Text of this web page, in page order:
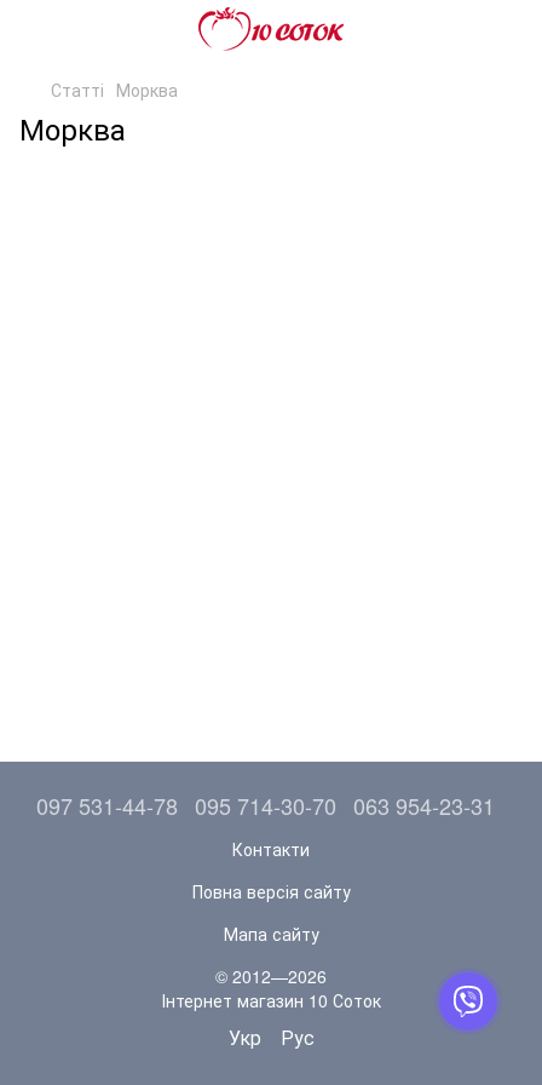
Статті Морква
Морква
097 531-44-78 095 714-30-70 063 954-23-31
Контакти
Повна версія сайту
Мапа сайту
© 2012—2026
Інтернет магазин 10 Соток
Укр Рус